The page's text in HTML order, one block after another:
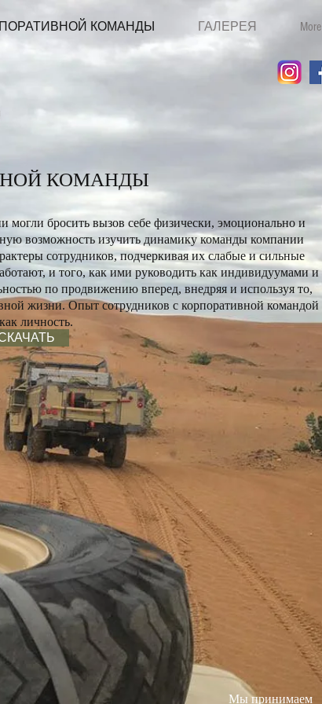
КОМАНДЫ ГАЛЕРЕЯ More
КОМАНДЫ
могли бросить вызов себе физически, эмоционально и
возможность изучить динамику команды компании
сотрудников, подчеркивая их слабые и сильные
и того, как ими руководить как индивидуумами и
по продвижению вперед, внедряя и используя то,
жизни. Опыт сотрудников с корпоративной командой
личность.
Мы принимаем